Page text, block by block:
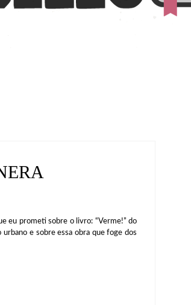
prometi sobre o livro: “Verme!” do
e sobre essa obra que foge dos